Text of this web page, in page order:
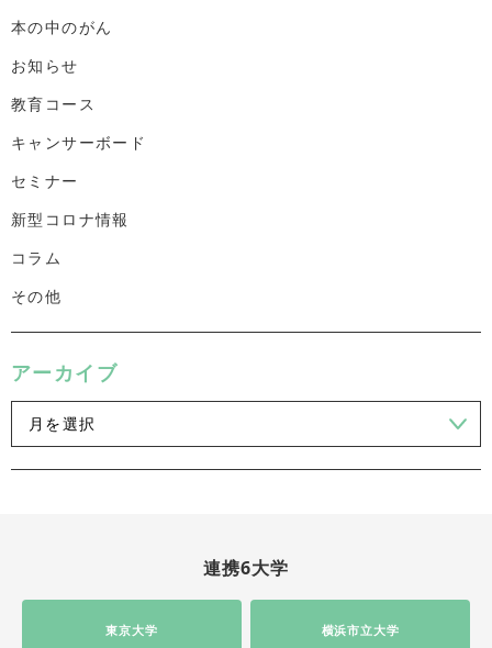
本の中のがん
お知らせ
教育コース
キャンサーボード
セミナー
新型コロナ情報
コラム
その他
アーカイブ
連携6大学
東京大学 横浜市立大学